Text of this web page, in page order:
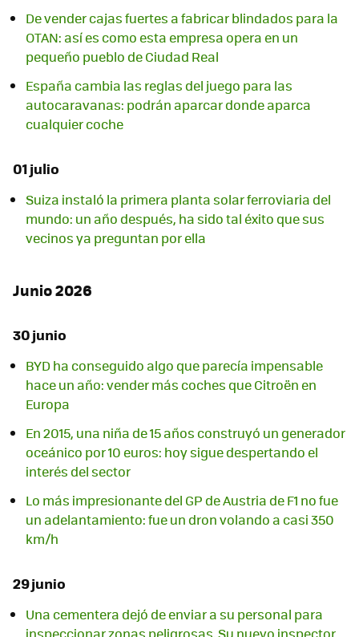
De vender cajas fuertes a fabricar blindados para la
OTAN: así es como esta empresa opera en un
pequeño pueblo de Ciudad Real
España cambia las reglas del juego para las
autocaravanas: podrán aparcar donde aparca
cualquier coche
01 julio
Suiza instaló la primera planta solar ferroviaria del
mundo: un año después, ha sido tal éxito que sus
vecinos ya preguntan por ella
Junio 2026
30 junio
BYD ha conseguido algo que parecía impensable
hace un año: vender más coches que Citroën en
Europa
En 2015, una niña de 15 años construyó un generador
oceánico por 10 euros: hoy sigue despertando el
interés del sector
Lo más impresionante del GP de Austria de F1 no fue
un adelantamiento: fue un dron volando a casi 350
km/h
29 junio
Una cementera dejó de enviar a su personal para